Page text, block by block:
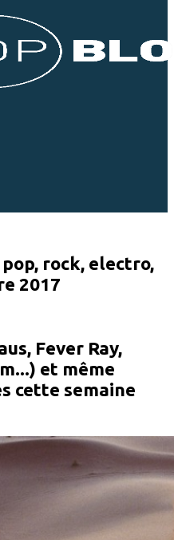
rock, electro,
2017
Fever Ray,
et même
cette semaine